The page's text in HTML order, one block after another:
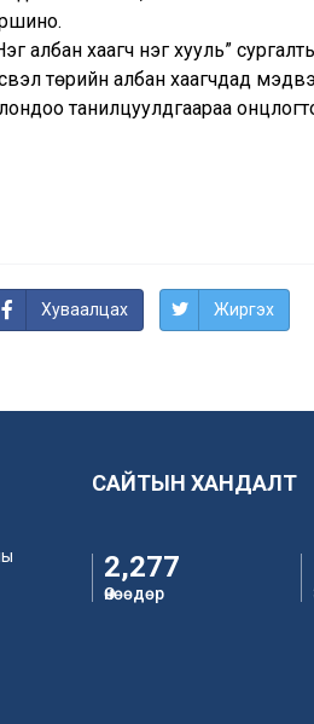
албан хаагч нэг хууль”
төрийн албан хаагчдад
танилцуулдгаараа
Хуваалцах Жиргэх
САЙТЫН ХАНДАЛТ
2,277
Өнөөдөр